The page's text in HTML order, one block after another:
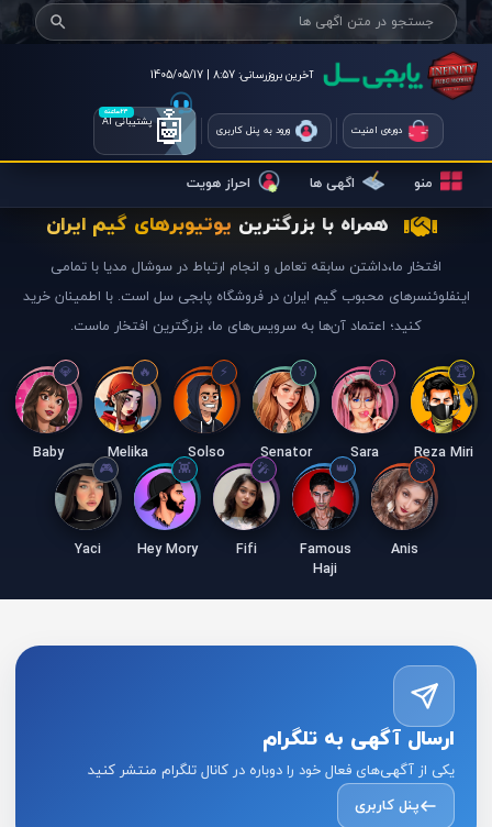
آخرین بروزرسانی: 8:57 | 1405/05/17
دوره‌ی امنیت ورود به پنل کاربری
۲۴ساعته 🤖 پشتیبانی AI
منو اگهی ها احراز هویت
همراه با بزرگترین یوتیوبرهای گیم ایران
افتخار ما،داشتن سابقه تعامل و انجام ارتباط در سوشال مدیا با تمامی
اینفلوئنسرهای محبوب گیم ایران در فروشگاه پابجی سل است. با اطمینان خرید
کنید؛ اعتماد آن‌ها به سرویس‌های ما، بزرگترین افتخار ماست.
Reza Miri
Sara
Senator
Solso
Melika
Baby
Anis
Famous
Haji
Fifi
Hey Mory
Yaci
ارسال آگهی به تلگرام
یکی از آگهی‌های فعال خود را دوباره در کانال تلگرام منتشر کنید
پنل کاربری